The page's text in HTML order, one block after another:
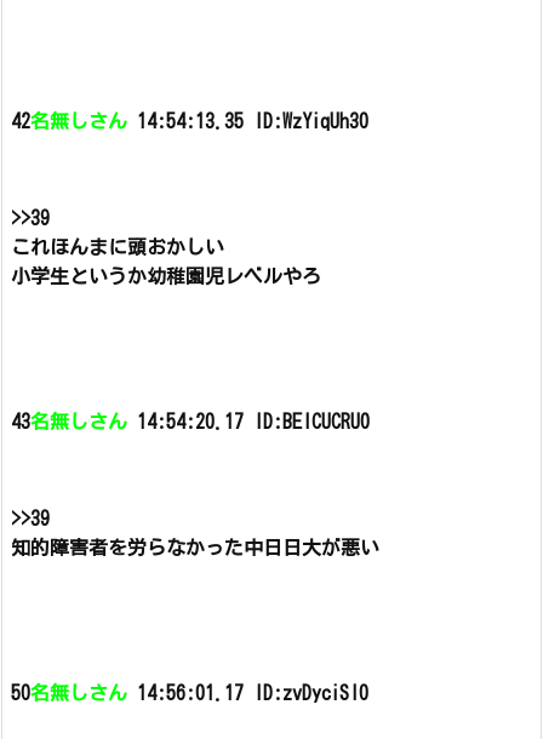
42名無しさん 14:54:13.35 ID:WzYiqUh30
>>39
これほんまに頭おかしい
小学生というか幼稚園児レベルやろ
43名無しさん 14:54:20.17 ID:BElCUCRU0
>>39
知的障害者を労らなかった中日日大が悪い
50名無しさん 14:56:01.17 ID:zvDyciSI0